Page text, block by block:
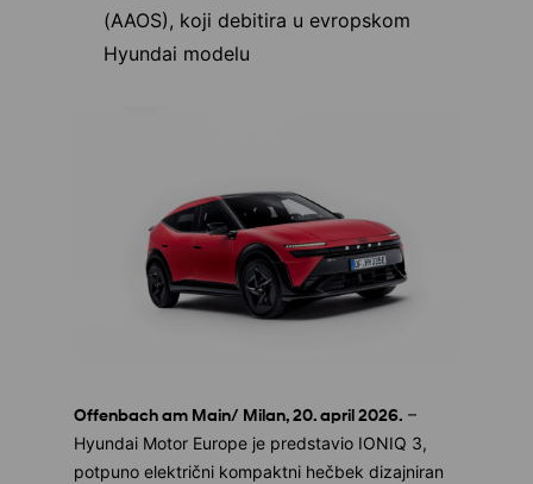
(AAOS), koji debitira u evropskom
Hyundai modelu
Offenbach am Main/ Milan, 20. april 2026. –
Hyundai Motor Europe je predstavio IONIQ 3,
potpuno električni kompaktni hečbek dizajniran